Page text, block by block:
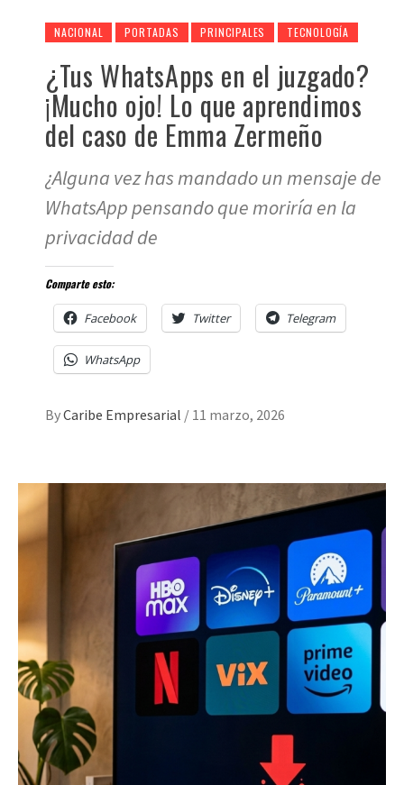
NACIONAL PORTADAS PRINCIPALES TECNOLOGÍA
¿Tus WhatsApps en el juzgado?
¡Mucho ojo! Lo que aprendimos
del caso de Emma Zermeño
¿Alguna vez has mandado un mensaje de
WhatsApp pensando que moriría en la
privacidad de
Comparte esto:
Facebook Twitter Telegram
WhatsApp
ByCaribe Empresarial / 11 marzo, 2026